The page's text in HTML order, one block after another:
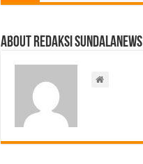
About Redaksi Sundalanews